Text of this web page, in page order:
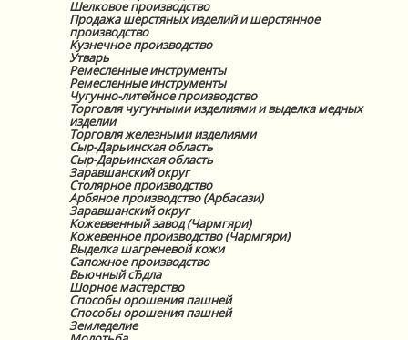
Шелковое производство
Продажа шерстяных изделий и шерстянное
производство
Кузнечное производство
Утварь
Ремесленные инструменты
Ремесленные инструменты
Чугунно-литейное производство
Торговля чугунными изделиями и выделка медных
изделии
Торговля железными изделиями
Сыр-Дарьинская область
Сыр-Дарьинская область
Заравшанский округ
Столярное производство
Арбяное производство (Арбасази)
Заравшанский округ
Кожеввенный завод (Чармгяри)
Кожевенное производство (Чармгяри)
Выделка шагреневой кожи
Сапожное производство
Вьючный сЂдла
Шорное мастерство
Способы орошения пашней
Способы орошения пашней
Земледелие